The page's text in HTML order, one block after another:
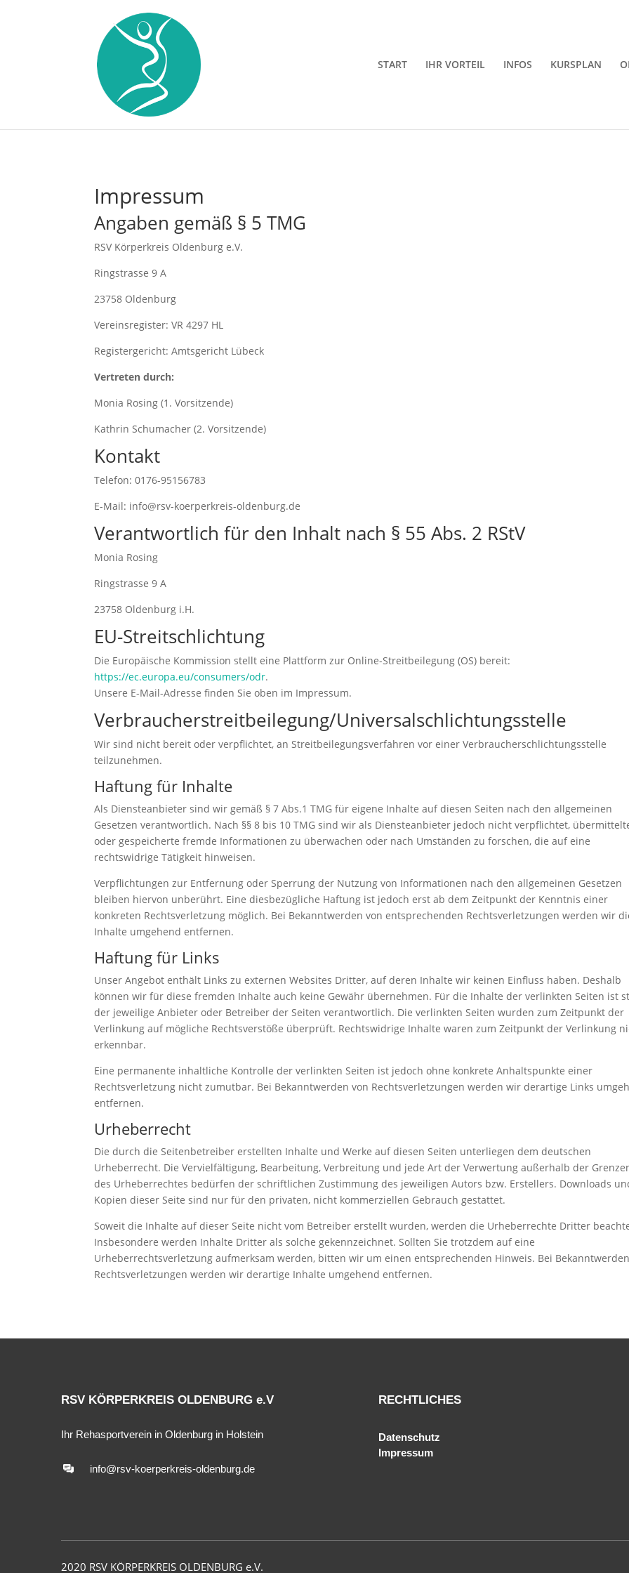
START IHR VORTEIL INFOS KURSPLAN
Impressum
Angaben gemäß § 5 TMG
RSV Körperkreis Oldenburg e.V.
Ringstrasse 9 A
23758 Oldenburg
Vereinsregister: VR 4297 HL
Registergericht: Amtsgericht Lübeck
Vertreten durch:
Monia Rosing (1. Vorsitzende)
Kathrin Schumacher (2. Vorsitzende)
Kontakt
Telefon: 0176-95156783
E-Mail: info@rsv-koerperkreis-oldenburg.de
Verantwortlich für den Inhalt nach § 55 Abs. 2 RStV
Monia Rosing
Ringstrasse 9 A
23758 Oldenburg i.H.
EU-Streitschlichtung
Die Europäische Kommission stellt eine Plattform zur Online-Streitbeilegung (OS) bereit:
https://ec.europa.eu/consumers/odr.
Unsere E-Mail-Adresse finden Sie oben im Impressum.
Verbraucher­streit­beilegung/Universal­schlichtungs­stelle
Wir sind nicht bereit oder verpflichtet, an Streitbeilegungsverfahren vor einer Verbraucherschlichtungsstelle
teilzunehmen.
Haftung für Inhalte
Als Diensteanbieter sind wir gemäß § 7 Abs.1 TMG für eigene Inhalte auf diesen Seiten nach den allgemeinen
Gesetzen verantwortlich. Nach §§ 8 bis 10 TMG sind wir als Diensteanbieter jedoch nicht verpflichtet,
oder gespeicherte fremde Informationen zu überwachen oder nach Umständen zu forschen, die auf eine
rechtswidrige Tätigkeit hinweisen.
Verpflichtungen zur Entfernung oder Sperrung der Nutzung von Informationen nach den allgemeinen Gesetzen
bleiben hiervon unberührt. Eine diesbezügliche Haftung ist jedoch erst ab dem Zeitpunkt der Kenntnis einer
konkreten Rechtsverletzung möglich. Bei Bekanntwerden von entsprechenden Rechtsverletzungen werden wir
Inhalte umgehend entfernen.
Haftung für Links
Unser Angebot enthält Links zu externen Websites Dritter, auf deren Inhalte wir keinen Einfluss haben. Deshalb
können wir für diese fremden Inhalte auch keine Gewähr übernehmen. Für die Inhalte der verlinkten Seiten ist
der jeweilige Anbieter oder Betreiber der Seiten verantwortlich. Die verlinkten Seiten wurden zum Zeitpunkt der
Verlinkung auf mögliche Rechtsverstöße überprüft. Rechtswidrige Inhalte waren zum Zeitpunkt der Verlinkung
erkennbar.
Eine permanente inhaltliche Kontrolle der verlinkten Seiten ist jedoch ohne konkrete Anhaltspunkte einer
Rechtsverletzung nicht zumutbar. Bei Bekanntwerden von Rechtsverletzungen werden wir derartige Links
entfernen.
Urheberrecht
Die durch die Seitenbetreiber erstellten Inhalte und Werke auf diesen Seiten unterliegen dem deutschen
Urheberrecht. Die Vervielfältigung, Bearbeitung, Verbreitung und jede Art der Verwertung außerhalb der
des Urheberrechtes bedürfen der schriftlichen Zustimmung des jeweiligen Autors bzw. Erstellers. Downloads
Kopien dieser Seite sind nur für den privaten, nicht kommerziellen Gebrauch gestattet.
Soweit die Inhalte auf dieser Seite nicht vom Betreiber erstellt wurden, werden die Urheberrechte Dritter
Insbesondere werden Inhalte Dritter als solche gekennzeichnet. Sollten Sie trotzdem auf eine
Urheberrechtsverletzung aufmerksam werden, bitten wir um einen entsprechenden Hinweis. Bei
Rechtsverletzungen werden wir derartige Inhalte umgehend entfernen.
RSV KÖRPERKREIS OLDENBURG e.V
Ihr Rehasportverein in Oldenburg in Holstein
info@rsv-koerperkreis-oldenburg.de
RECHTLICHES
Datenschutz
Impressum
2020 RSV KÖRPERKREIS OLDENBURG e.V.